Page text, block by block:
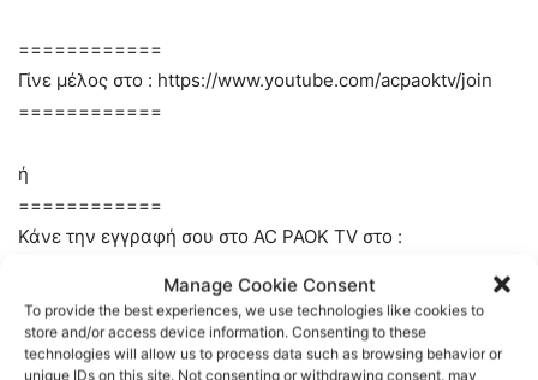
Manage Cookie Consent
To provide the best experiences, we use technologies like cookies to
store and/or access device information. Consenting to these
technologies will allow us to process data such as browsing behavior or
unique IDs on this site. Not consenting or withdrawing consent, may
============
Γίνε μέλος στο : https://www.youtube.com/acpaoktv/join
============
ή
============
Κάνε την εγγραφή σου στο AC PAOK TV στο :
Περισσότερα νέα στο
http://www.acpaok.gr/